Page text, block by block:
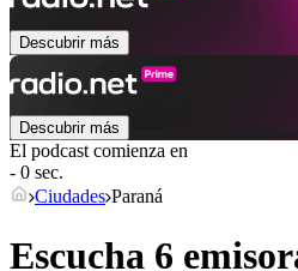
Descubrir más
Descubrir más
El podcast comienza en
- 0 sec.
Ciudades Paraná
Escucha 6